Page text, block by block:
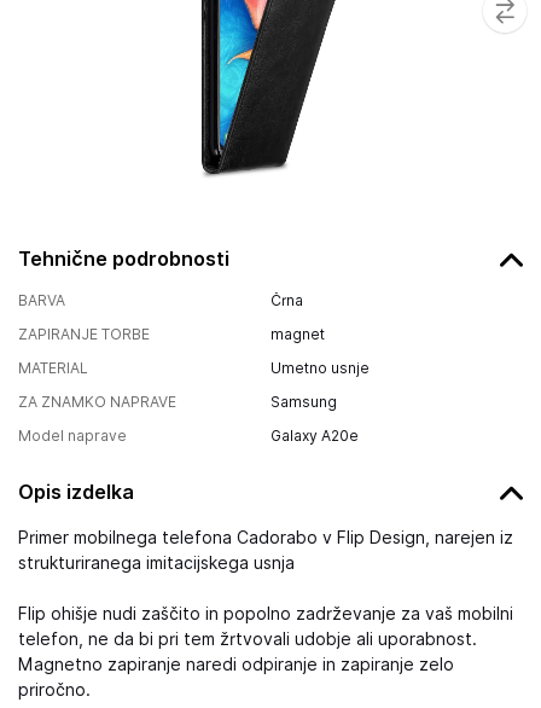
Tehnične podrobnosti
BARVA
Črna
ZAPIRANJE TORBE
magnet
MATERIAL
Umetno usnje
ZA ZNAMKO NAPRAVE
Samsung
Model naprave
Galaxy A20e
Opis izdelka
Primer mobilnega telefona Cadorabo v Flip Design, narejen iz
strukturiranega imitacijskega usnja
Flip ohišje nudi zaščito in popolno zadrževanje za vaš mobilni
telefon, ne da bi pri tem žrtvovali udobje ali uporabnost.
Magnetno zapiranje naredi odpiranje in zapiranje zelo
priročno.